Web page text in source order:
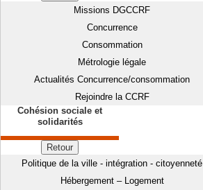
Missions DGCCRF
Concurrence
Consommation
Métrologie légale
Actualités Concurrence/consommation
Rejoindre la CCRF
Cohésion sociale et
solidarités
Retour
Politique de la ville - intégration - citoyenneté
Hébergement – Logement